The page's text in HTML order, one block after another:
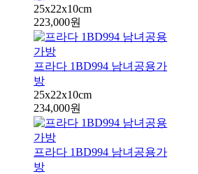
25x22x10cm
223,000원
프라다 1BD994 남녀공용가
방
25x22x10cm
234,000원
프라다 1BD994 남녀공용가
방